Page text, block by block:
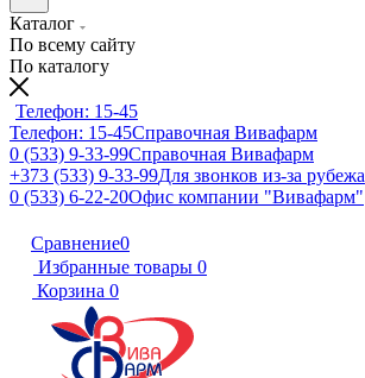
Каталог
По всему сайту
По каталогу
Телефон: 15-45
Телефон: 15-45Справочная Вивафарм
0 (533) 9-33-99Справочная Вивафарм
+373 (533) 9-33-99Для звонков из-за рубежа
0 (533) 6-22-20Офис компании "Вивафарм"
Сравнение0
Избранные товары 0
Корзина 0